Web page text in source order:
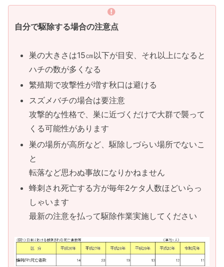
自分で駆除する場合の注意点
巣の大きさは15㎝以下が目安、それ以上になると
ハチの数が多くなる
繁殖期で攻撃性が増す秋口は避ける
スズメバチの場合は要注意
攻撃的な性格で、巣に近づくだけで大群で襲って
くる可能性があります
巣の場所が高所など、駆除しづらい場所でないこ
と
転落など思わぬ事故になりかねません
蜂刺され死亡する方が毎年2ケタ人数ほどいらっ
しゃいます
最新の注意を払って駆除作業実施してください